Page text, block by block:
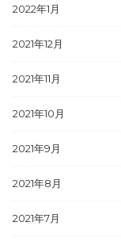
2022年1月
2021年12月
2021年11月
2021年10月
2021年9月
2021年8月
2021年7月